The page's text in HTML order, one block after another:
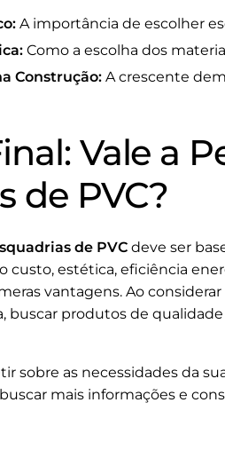
A importância de escolher
Como a escolha dos
Construção: A crescente
Vale a
de PVC?
de PVC deve ser
custo, estética, eficiência
vantagens. Ao
buscar produtos de
sobre as necessidades da
mais informações e